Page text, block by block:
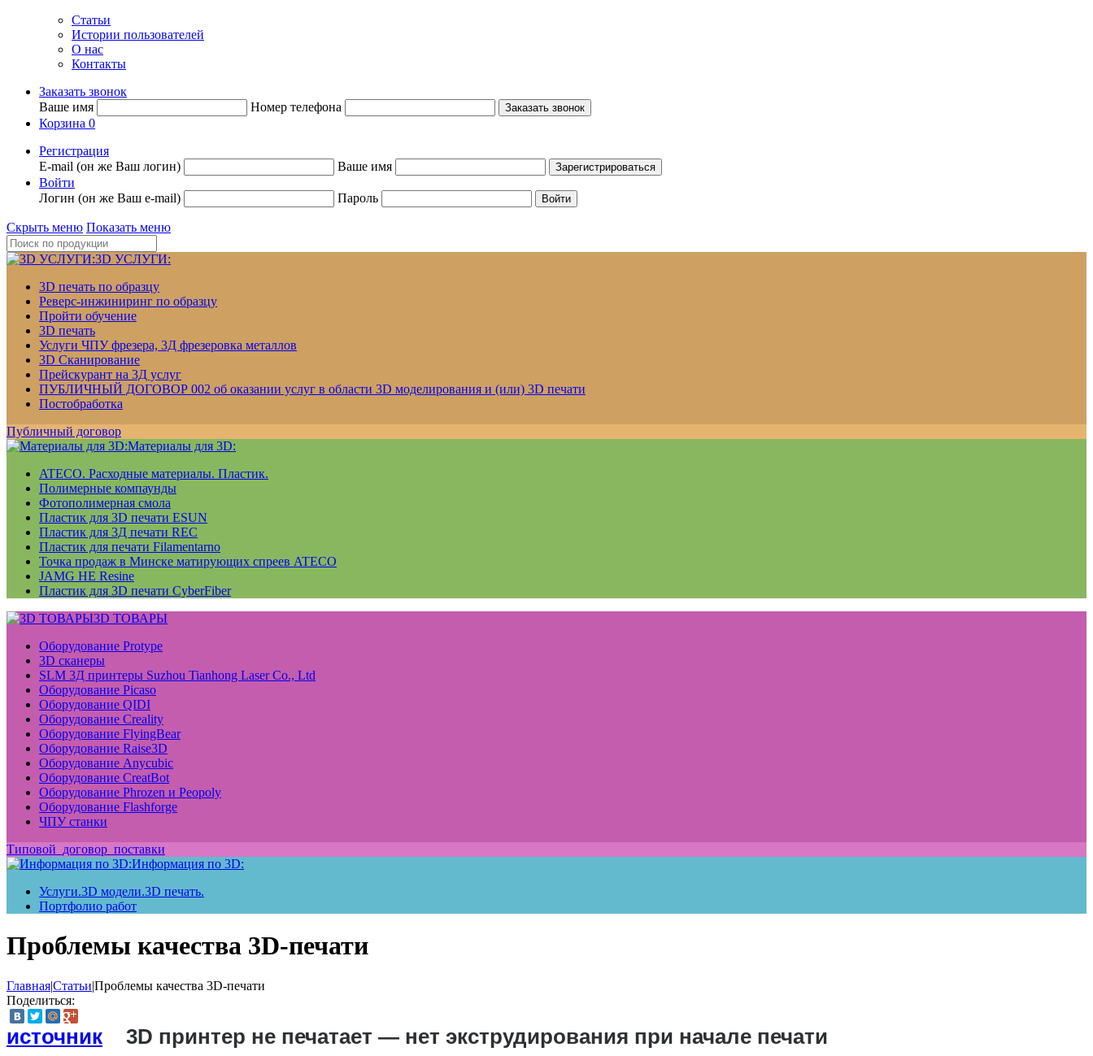
Статьи
Истории пользователей
О нас
Контакты
Заказать звонок
Ваше имя
Номер телефона
Корзина 0
Регистрация
E-mail (он же Ваш логин)
Ваше имя
Войти
Логин (он же Ваш e-mail)
Пароль
Скрыть меню Показать меню
3D УСЛУГИ:
3D печать по образцу
Реверс-инжиниринг по образцу
Пройти обучение
3D печать
Услуги ЧПУ фрезера, 3Д фрезеровка металлов
3D Сканирование
Прейскурант на 3Д услуг
ПУБЛИЧНЫЙ ДОГОВОР 002 об оказании услуг в области 3D моделирования и (или) 3D печати
Постобработка
Публичный договор
Материалы для 3D:
ATECO. Расходные материалы. Пластик.
Полимерные компаунды
Фотополимерная смола
Пластик для 3D печати ESUN
Пластик для 3Д печати REC
Пластик для печати Filamentarno
Точка продаж в Минске матирующих спреев ATECO
JAMG HE Resine
Пластик для 3D печати CyberFiber
3D ТОВАРЫ
Оборудование Protype
3D сканеры
SLM 3Д принтеры Suzhou Tianhong Laser Co., Ltd
Оборудование Picaso
Оборудование QIDI
Оборудование Creality
Оборудование FlyingBear
Оборудование Raise3D
Оборудование Anycubic
Оборудование CreatBot
Оборудование Phrozen и Peopoly
Оборудование Flashforge
ЧПУ станки
Типовой_договор_поставки
Информация по 3D:
Услуги.3D модели.3D печать.
Портфолио работ
Проблемы качества 3D-печати
Главная|Статьи|Проблемы качества 3D-печати
Поделиться:
источник 3D принтер не печатает — нет экструдирования при начале печати